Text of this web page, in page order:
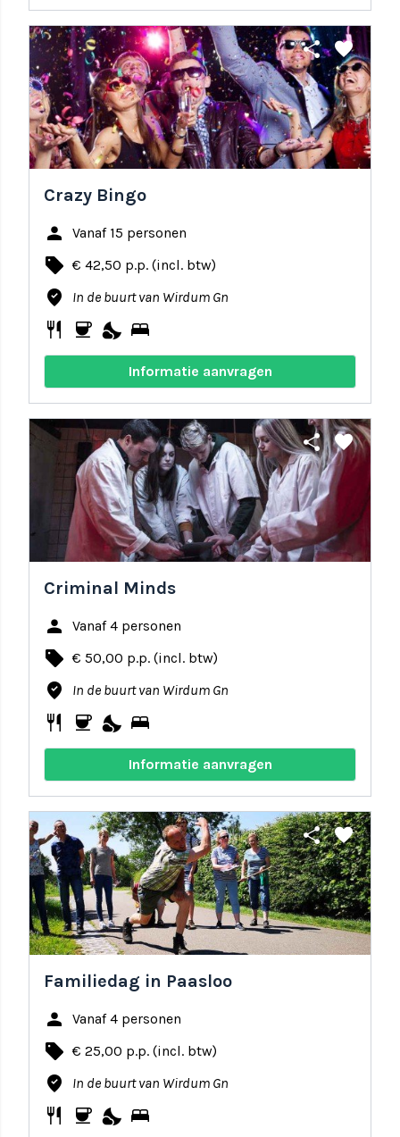
share favorite
Crazy Bingo
person Vanaf 15 personen
local_offer € 42,50 p.p. (incl. btw)
where_to_vote In de buurt van Wirdum Gn
restaurant coffee nights_stay bed
Informatie aanvragen
share favorite
Criminal Minds
person Vanaf 4 personen
local_offer € 50,00 p.p. (incl. btw)
where_to_vote In de buurt van Wirdum Gn
restaurant coffee nights_stay bed
Informatie aanvragen
share favorite
Familiedag in Paasloo
person Vanaf 4 personen
local_offer € 25,00 p.p. (incl. btw)
where_to_vote In de buurt van Wirdum Gn
restaurant coffee nights_stay bed